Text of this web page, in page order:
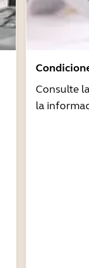
Consulte
la